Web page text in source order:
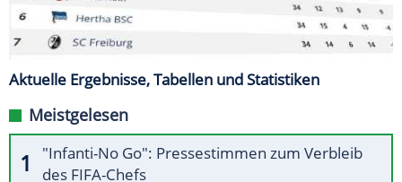
Aktuelle Ergebnisse, Tabellen und Statistiken
Meistgelesen
"Infanti-No Go": Pressestimmen zum Verbleib
des FIFA-Chefs